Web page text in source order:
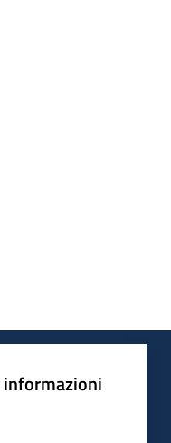
informazioni